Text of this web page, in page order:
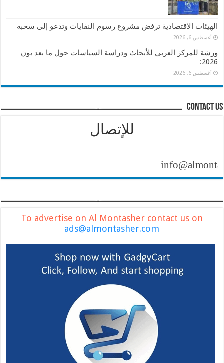
الهيئات الاقتصادية ترفض مشروع رسوم النفايات وتدعو إلى سحبه
أغسطس 6, 2026
ورشة للمركز العربي للأبحاث ودراسة السياسات حول ما بعد بون
2026:
أغسطس 6, 2026
contact us
للإتصال
To advertise on Al Montasher contact us on
ads@almontasher.com